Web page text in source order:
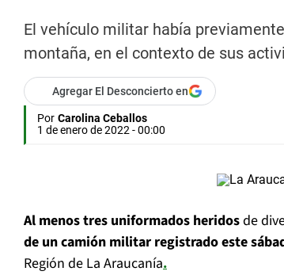
El vehículo militar había
montaña, en el contexto de sus
Agregar El Desconcierto en
Por Carolina Ceballos
1 de enero de 2022 - 00:00
Al menos tres uniformados heridosde
de un camión militar registrado este
Región de La Araucanía.